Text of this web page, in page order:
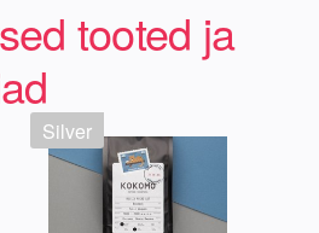
tooted ja
Silver